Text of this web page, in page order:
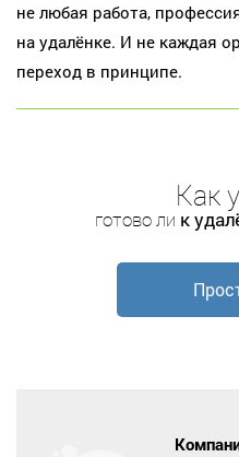
не любая работа,
на удалёнке. И не каждая
переход в принципе.
Как
готово ли к